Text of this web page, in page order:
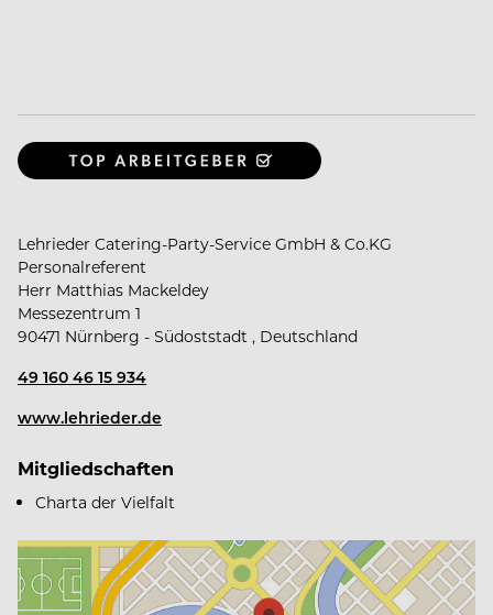
Lehrieder Catering-Party-Service GmbH & Co.KG
Personalreferent
Herr Matthias Mackeldey
Messezentrum 1
90471 Nürnberg - Südoststadt , Deutschland
49 160 46 15 934
www.lehrieder.de
Mitgliedschaften
Charta der Vielfalt